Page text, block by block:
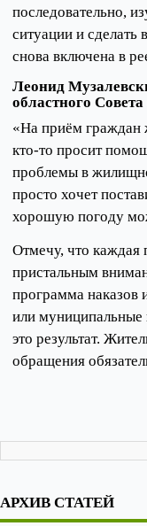
последовательно,
ситуации и сделать
снова включена в
Леонид
областного
«На приём граждан
кто-то просит
проблемы в
просто хочет
хорошую погоду
Отмечу, что каждая
пристальным
программа наказов
или муниципальные
это результат.
обращения
АРХИВ СТАТЕЙ